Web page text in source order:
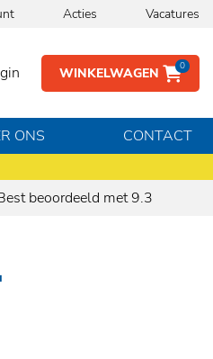
Acties Vacatures
WINKELWAGEN 0
ONS CONTACT
beoordeeld met 9.3